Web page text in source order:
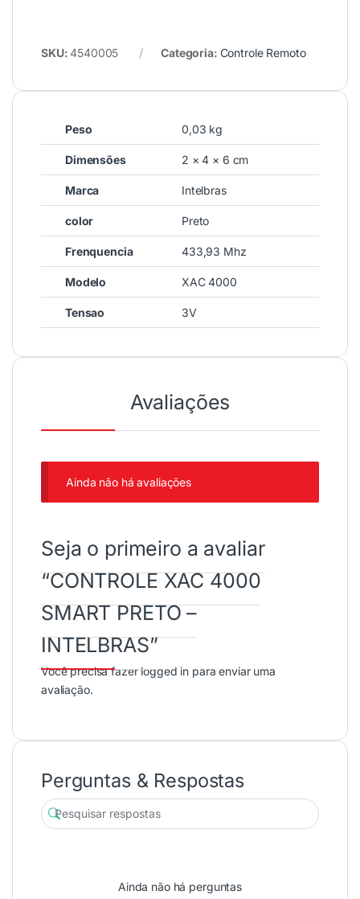
SKU:4540005 Categoria: Controle Remoto
Peso 0,03 kg
Dimensões 2 × 4 × 6 cm
Marca Intelbras
color Preto
Frenquencia 433,93 Mhz
Modelo XAC 4000
Tensao 3V
Avaliações
Ainda não há avaliações
Seja o primeiro a avaliar
“CONTROLE XAC 4000
SMART PRETO –
INTELBRAS”
Você precisa fazerlogged in para enviar uma
avaliação.
Perguntas & Respostas
Ainda não há perguntas